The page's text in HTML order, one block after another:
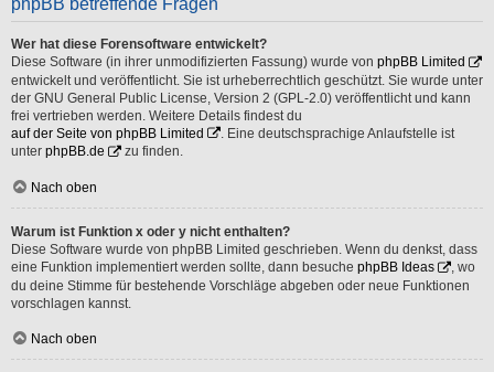
Wer hat diese Forensoftware entwickelt?
Diese Software (in ihrer unmodifizierten Fassung) wurde von phpBB Limited
entwickelt und veröffentlicht. Sie ist urheberrechtlich geschützt. Sie wurde unter
der GNU General Public License, Version 2 (GPL-2.0) veröffentlicht und kann
frei vertrieben werden. Weitere Details findest du
auf der Seite von phpBB Limited
. Eine deutschsprachige Anlaufstelle ist
unter phpBB.de zu finden.
Nach oben
Warum ist Funktion x oder y nicht enthalten?
Diese Software wurde von phpBB Limited geschrieben. Wenn du denkst, dass
eine Funktion implementiert werden sollte, dann besuche phpBB Ideas
, wo
du deine Stimme für bestehende Vorschläge abgeben oder neue Funktionen
vorschlagen kannst.
Nach oben